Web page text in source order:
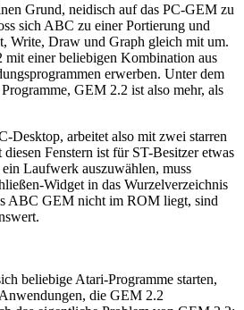
Grund, neidisch auf das PC-GEM zu
sich ABC zu einer Portierung und
Write, Draw und Graph gleich mit um.
einer beliebigen Kombination aus
erwerben. Unter dem
GEM 2.2 ist also mehr, als
Desktop, arbeitet also mit zwei starren
Fenstern ist für ST-Besitzer etwas
Laufwerk auszuwählen, muss
Widget in das Wurzelverzeichnis
ABC GEM nicht im ROM liegt, sind
beliebige Atari-Programme starten,
die GEM 2.2